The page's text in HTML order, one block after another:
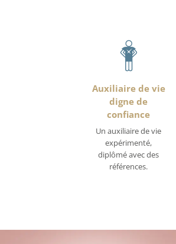
Auxiliaire de vie
digne de
confiance
Un auxiliaire de vie
expérimenté,
diplômé avec des
références.